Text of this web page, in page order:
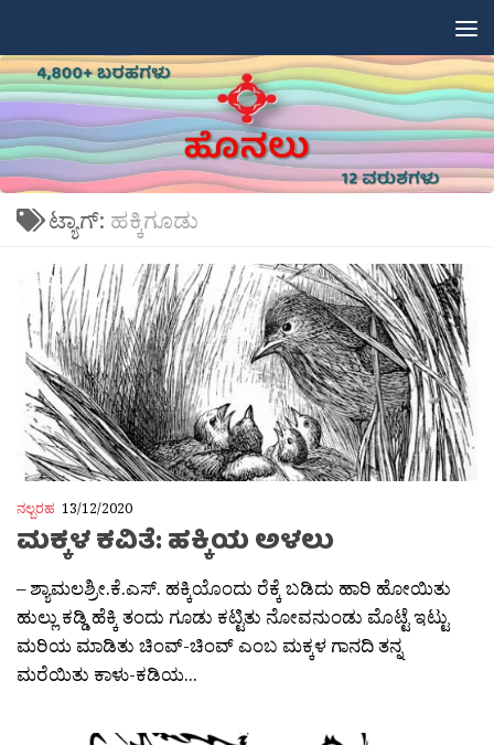
ಟ್ಯಾಗ್: ಹಕ್ಕಿಗೂಡು
ನಲ್ಬರಹ 13/12/2020
ಮಕ್ಕಳ ಕವಿತೆ: ಹಕ್ಕಿಯ ಅಳಲು
– ಶ್ಯಾಮಲಶ್ರೀ.ಕೆ.ಎಸ್. ಹಕ್ಕಿಯೊಂದು ರೆಕ್ಕೆ ಬಡಿದು ಹಾರಿ ಹೋಯಿತು
ಹುಲ್ಲು ಕಡ್ಡಿ ಹೆಕ್ಕಿ ತಂದು ಗೂಡು ಕಟ್ಟಿತು ನೋವನುಂಡು ಮೊಟ್ಟೆ ಇಟ್ಟು
ಮರಿಯ ಮಾಡಿತು ಚಿಂವ್-ಚಿಂವ್ ಎಂಬ ಮಕ್ಕಳ ಗಾನದಿ ತನ್ನ
ಮರೆಯಿತು ಕಾಳು-ಕಡಿಯ...